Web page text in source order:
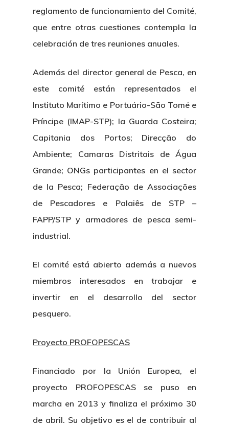
reglamento de funcionamiento del Comité,
que entre otras cuestiones contempla la
celebración de tres reuniones anuales.
Además del director general de Pesca, en
este comité están representados el
Instituto Marítimo e Portuário-São Tomé e
Príncipe (IMAP-STP); la Guarda Costeira;
Capitania dos Portos; Direcção do
Ambiente; Camaras Distritais de Água
Grande; ONGs participantes en el sector
de la Pesca; Federação de Associações
de Pescadores e Palaiês de STP –
FAPP/STP y armadores de pesca semi-
industrial.
El comité está abierto además a nuevos
miembros interesados en trabajar e
invertir en el desarrollo del sector
pesquero.
Proyecto PROFOPESCAS
Financiado por la Unión Europea, el
proyecto PROFOPESCAS se puso en
marcha en 2013 y finaliza el próximo 30
de abril. Su objetivo es el de contribuir al
Nosotros
Organización
Novedades